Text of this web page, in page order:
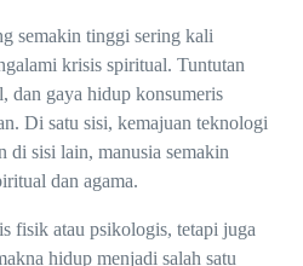
semakin tinggi sering kali
krisis spiritual. Tuntutan
dan gaya hidup konsumeris
Di satu sisi, kemajuan teknologi
di sisi lain, manusia semakin
dan agama.
fisik atau psikologis, tetapi juga
hidup menjadi salah satu